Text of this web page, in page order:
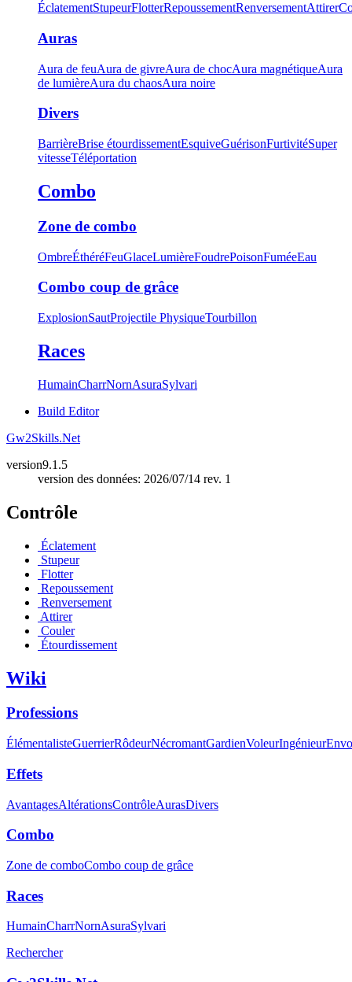
ÉclatementStupeurFlotterRepoussementRenversementAttirer
Auras
Aura de feuAura de givreAura de chocAura magnétiqueAura
de lumièreAura du chaosAura noire
Divers
BarrièreBrise étourdissementEsquiveGuérisonFurtivitéSuper
vitesseTéléportation
Combo
Zone de combo
OmbreÉthéréFeuGlaceLumièreFoudrePoisonFuméeEau
Combo coup de grâce
ExplosionSautProjectile PhysiqueTourbillon
Races
HumainCharrNornAsuraSylvari
Build Editor
Gw2Skills.Net
version9.1.5
version des données: 2026/07/14 rev. 1
Contrôle
Éclatement
Stupeur
Flotter
Repoussement
Renversement
Attirer
Couler
Étourdissement
Wiki
Professions
ÉlémentalisteGuerrierRôdeurNécromantGardienVoleurIngénieur
Effets
AvantagesAltérationsContrôleAurasDivers
Combo
Zone de comboCombo coup de grâce
Races
HumainCharrNornAsuraSylvari
Rechercher